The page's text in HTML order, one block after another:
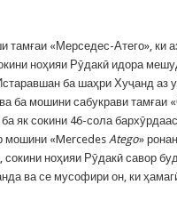
тамғаи «Мерседес-Атего», ки
ноҳияи Рӯдакӣ идора
ба шаҳри Хуҷанд аз
ба мошини сабукрави тамғаи
як сокини 46-сола
мошини «MercedesAtego»
ноҳияи Рӯдакӣ савор
ва се мусофири он, ки